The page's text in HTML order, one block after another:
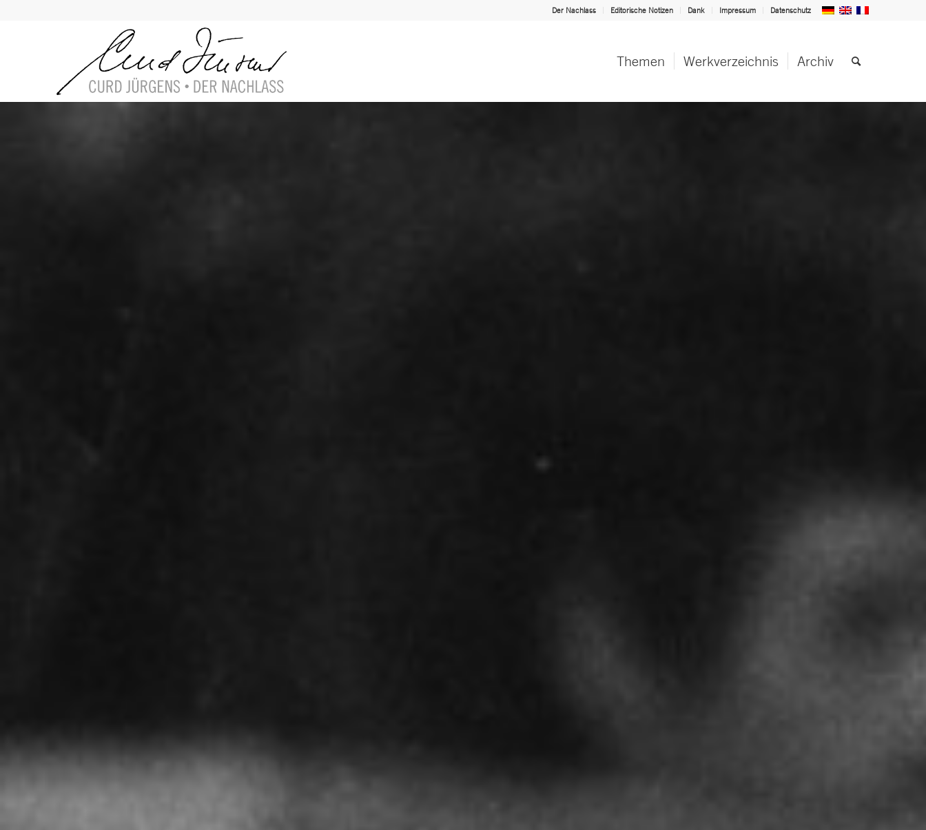
Der Nachlass Editorische Notizen Dank Impressum Datenschutz
Themen Werkverzeichnis Archiv